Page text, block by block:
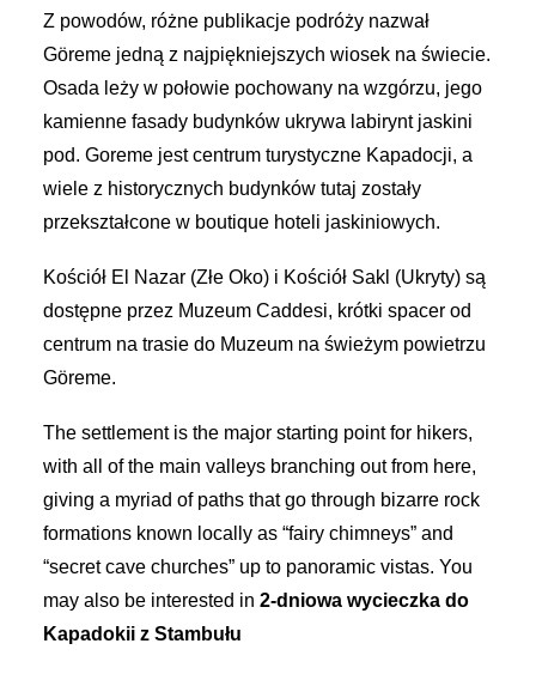
Z powodów, różne publikacje podróży nazwał
Göreme jedną z najpiękniejszych wiosek na świecie.
Osada leży w połowie pochowany na wzgórzu, jego
kamienne fasady budynków ukrywa labirynt jaskini
pod. Goreme jest centrum turystyczne Kapadocji, a
wiele z historycznych budynków tutaj zostały
przekształcone w boutique hoteli jaskiniowych.
Kościół El Nazar (Złe Oko) i Kościół Sakl (Ukryty) są
dostępne przez Muzeum Caddesi, krótki spacer od
centrum na trasie do Muzeum na świeżym powietrzu
Göreme.
The settlement is the major starting point for hikers,
with all of the main valleys branching out from here,
giving a myriad of paths that go through bizarre rock
formations known locally as “fairy chimneys” and
“secret cave churches” up to panoramic vistas. You
may also be interested in 2-dniowa wycieczka do
Kapadokii z Stambułu